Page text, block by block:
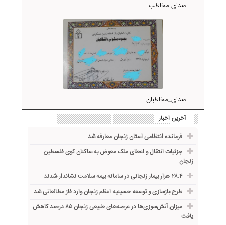
صدای مخاطب
صدای_مخاطبان
آخرین اخبار
فرمانده انتظامی استان زنجان معارفه شد
جزئیات انتقال و اعطای ملک معوض به ساکنان کوی فلسطین
زنجان
۲۸.۴ هزار بیمار زنجانی در سامانه بیمه سلامت نشاندار شدند
طرح بازسازی و توسعه حسینیه اعظم زنجان وارد فاز مطالعاتی شد
میزان آتش‌سوزی‌ها در عرصه‌های طبیعی زنجان ۸۵ درصد کاهش
یافت